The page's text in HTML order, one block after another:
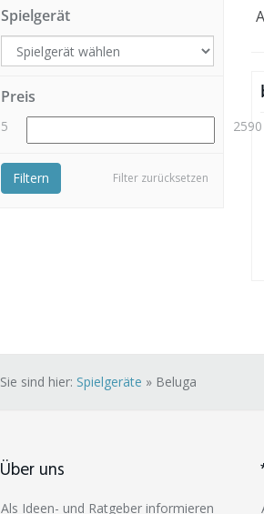
Spielgerät
Preis
5 2590
Filter zurücksetzen
Filtern
Sie sind hier: Spielgeräte » Beluga
Über uns
Als Ideen- und Ratgeber informieren